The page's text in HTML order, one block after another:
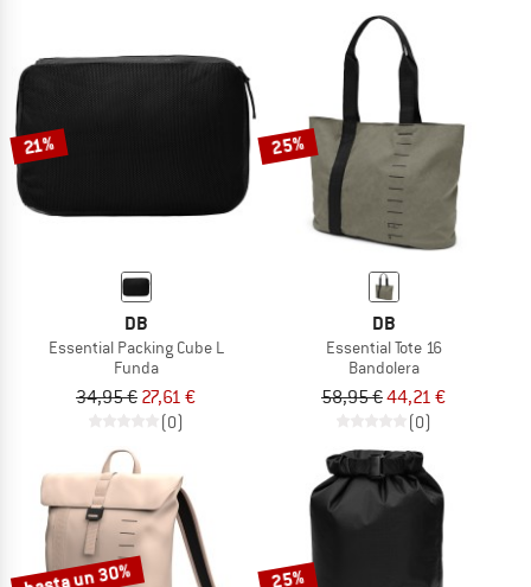
21%
DB
Essential Packing Cube L
Funda
34,95 € 27,61 €
(0)
25%
DB
Essential Tote 16
Bandolera
58,95 €44,21 €
(0)
25%